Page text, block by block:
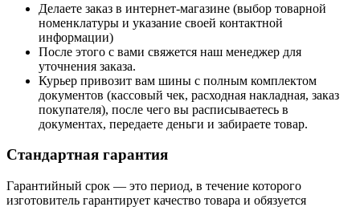
Делаете заказ в интернет-магазине (выбор товарной
номенклатуры и указание своей контактной
информации)
После этого с вами свяжется наш менеджер для
уточнения заказа.
Курьер привозит вам шины с полным комплектом
документов (кассовый чек, расходная накладная, заказ
покупателя), после чего вы расписываетесь в
документах, передаете деньги и забираете товар.
Стандартная гарантия
Гарантийный срок — это период, в течение которого
изготовитель гарантирует качество товара и обязуется